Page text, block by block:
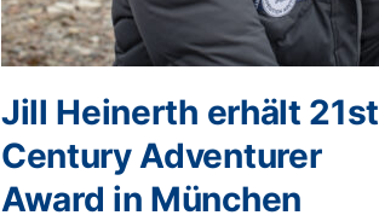
Jill Heinerth erhält 21st
Century Adventurer
Award in München